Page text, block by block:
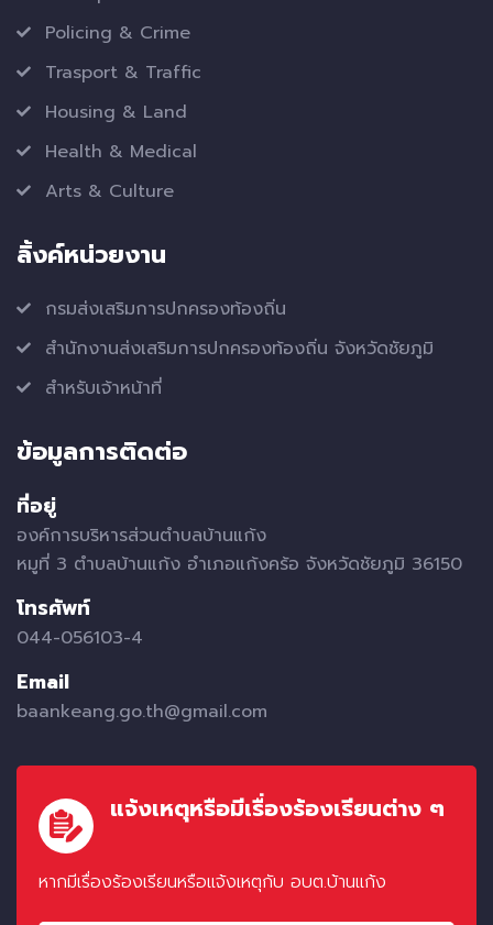
Policing & Crime
Trasport & Traffic
Housing & Land
Health & Medical
Arts & Culture
ลิ้งค์หน่วยงาน
กรมส่งเสริมการปกครองท้องถิ่น
สำนักงานส่งเสริมการปกครองท้องถิ่น จังหวัดชัยภูมิ
สำหรับเจ้าหน้าที่
ข้อมูลการติดต่อ
ที่อยู่
องค์การบริหารส่วนตำบลบ้านแก้ง
หมูที่ 3 ตำบลบ้านแก้ง อำเภอแก้งคร้อ จังหวัดชัยภูมิ 36150
โทรศัพท์
044-056103-4
Email
baankeang.go.th@gmail.com
แจ้งเหตุหรือมีเรื่องร้องเรียนต่าง ๆ
หากมีเรื่องร้องเรียนหรือแจ้งเหตุกับ อบต.บ้านแก้ง